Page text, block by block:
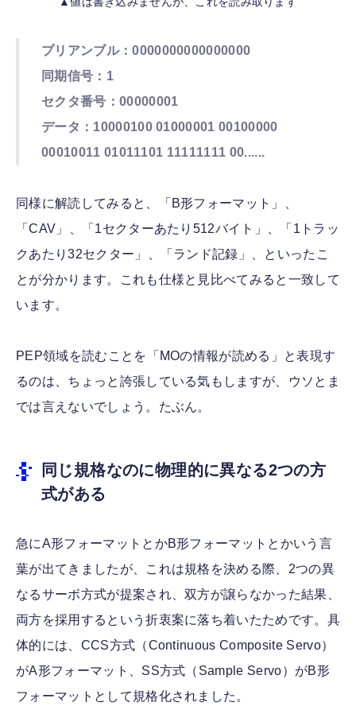
プリアンブル：0000000000000000
同期信号：1
セクタ番号：00000001
データ：10000100 01000001 00100000
00010011 01011101 11111111 00......
同様に解読してみると、「B形フォーマット」、
「CAV」、「1セクターあたり512バイト」、「1トラッ
クあたり32セクター」、「ランド記録」、といったこ
とが分かります。これも仕様と見比べてみると一致して
います。
PEP領域を読むことを「MOの情報が読める」と表現す
るのは、ちょっと誇張している気もしますが、ウソとま
では言えないでしょう。たぶん。
同じ規格なのに物理的に異なる2つの方
式がある
急にA形フォーマットとかB形フォーマットとかいう言
葉が出てきましたが、これは規格を決める際、2つの異
なるサーボ方式が提案され、双方が譲らなかった結果、
両方を採用するという折衷案に落ち着いたためです。具
体的には、CCS方式（Continuous Composite Servo）
がA形フォーマット、SS方式（Sample Servo）がB形
フォーマットとして規格化されました。